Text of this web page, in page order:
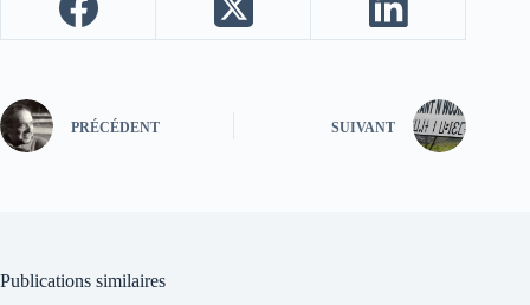
PRÉCÉDENT SUIVANT
Publications similaires